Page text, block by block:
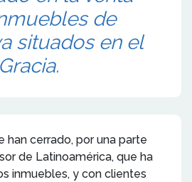
de
situados en el
han cerrado, por una parte
de Latinoamérica, que ha
inmuebles, y con clientes